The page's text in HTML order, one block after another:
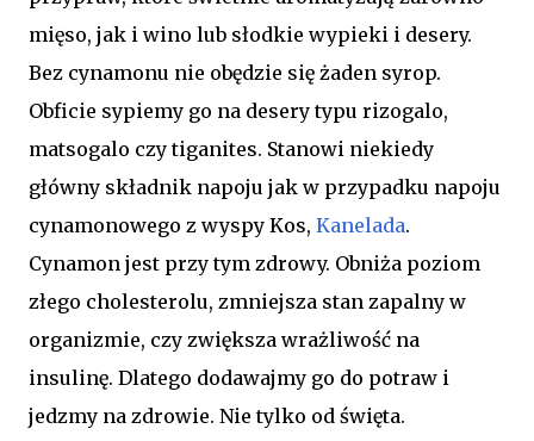
mięso, jak i wino lub słodkie wypieki i desery.
Bez cynamonu nie obędzie się żaden syrop.
Obficie sypiemy go na desery typu rizogalo,
matsogalo czy tiganites. Stanowi niekiedy
główny składnik napoju jak w przypadku napoju
cynamonowego z wyspy Kos, Kanelada.
Cynamon jest przy tym zdrowy. Obniża poziom
złego cholesterolu, zmniejsza stan zapalny w
organizmie, czy zwiększa wrażliwość na
insulinę. Dlatego dodawajmy go do potraw i
jedzmy na zdrowie. Nie tylko od święta.